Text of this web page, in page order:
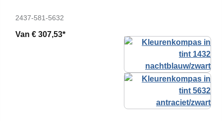
2437-581-5632
Van € 307,53*